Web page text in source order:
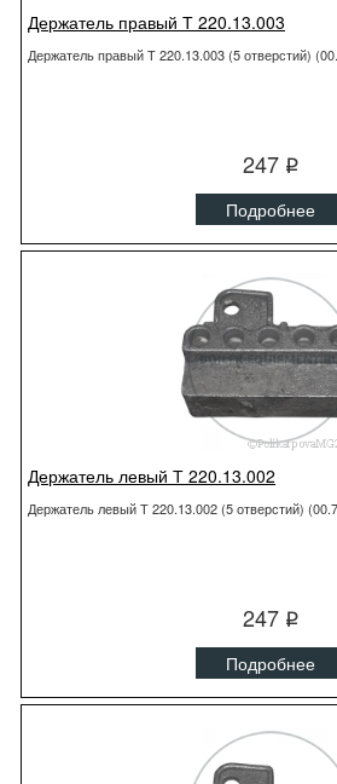
Держатель правый Т 220.13.003
Держатель правый Т 220.13.003 (5 отверстий)
247 q
Подробнее
Держатель левый Т 220.13.002
Держатель левый Т 220.13.002 (5 отверстий)
247 q
Подробнее